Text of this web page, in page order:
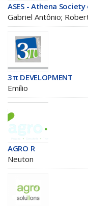
ASES - Athena
Gabriel Antônio;
3π DEVELOPMENT
Emílio
AGRO R
Neuton